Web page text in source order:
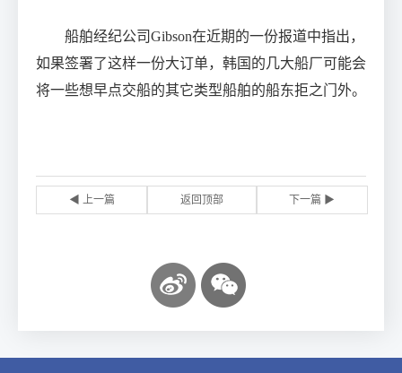
船舶经纪公司Gibson在近期的一份报道中指出，
如果签署了这样一份大订单，韩国的几大船厂可能会
将一些想早点交船的其它类型船舶的船东拒之门外。
◀ 上一篇 返回顶部 下一篇 ▶